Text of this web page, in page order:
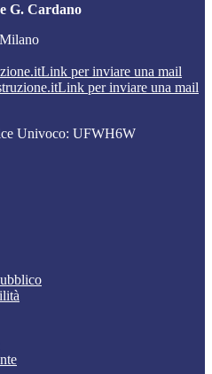
G. Cardano
Link per inviare una mail
Link per inviare una mail
Univoco: UFWH6W